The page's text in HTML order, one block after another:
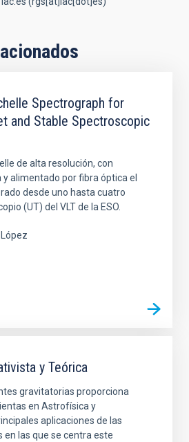
Spectrograph for
and Stable Spectroscopic
de alta resolución, con
alimentado por fibra óptica el
desde uno hasta cuatro
(UT) del VLT de la ESO.
y Teórica
gravitatorias proporciona
en Astrofísica y
aplicaciones de las
en las que se centra este